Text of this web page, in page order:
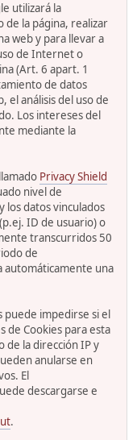
utilizará la
de la página, realizar
web y para llevar a
de Internet o
(Art. 6 apart. 1
de datos
el análisis del uso de
Los intereses del
mediante la
Privacy Shield
nivel de
los datos vinculados
ID de usuario) o
transcurridos 50
de
automáticamente una
puede impedirse si el
de Cookies para esta
de la dirección IP y
anularse en
El
descargarse e
.